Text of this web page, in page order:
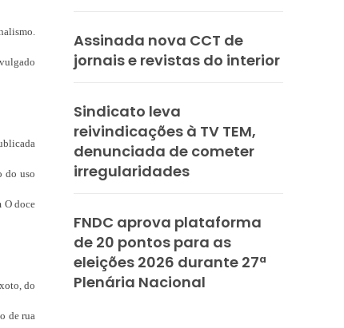
do uso
O doce
do
de rua
Assinada nova CCT de
jornais e revistas do interior
Sindicato leva
reivindicações à TV TEM,
denunciada de cometer
irregularidades
FNDC aprova plataforma
de 20 pontos para as
eleições 2026 durante 27ª
Plenária Nacional